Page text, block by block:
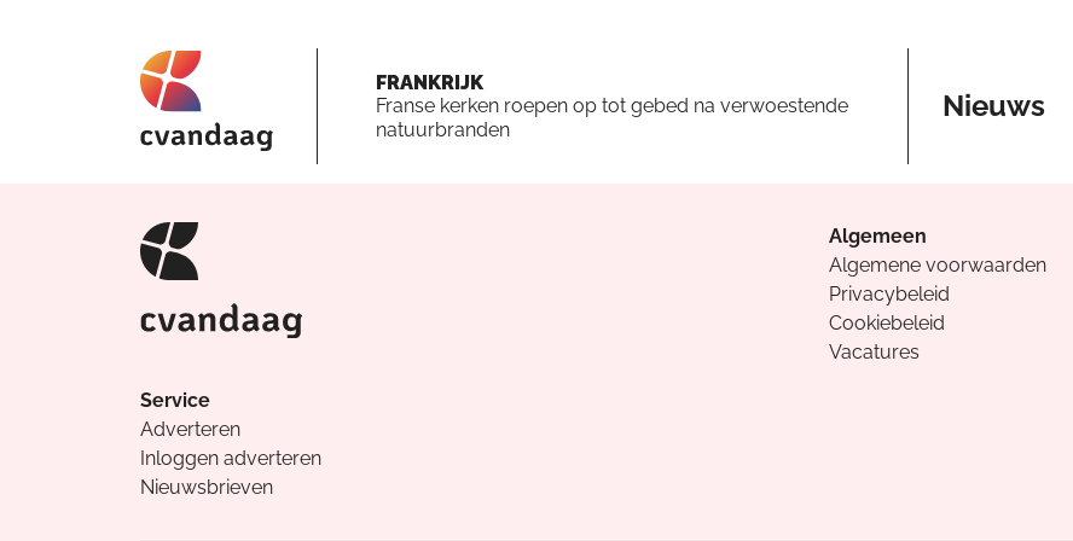
FRANKRIJK
Franse kerken roepen op tot gebed na verwoestende
natuurbranden
Nieuws
Algemeen
Algemene voorwaarden
Privacybeleid
Cookiebeleid
Vacatures
Service
Adverteren
Inloggen adverteren
Nieuwsbrieven